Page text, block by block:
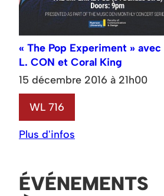
« The Pop Experiment » avec
L. CON et Coral King
15 décembre 2016 à 21h00
WL 716
Plus d'infos
ÉVÉNEMENTS